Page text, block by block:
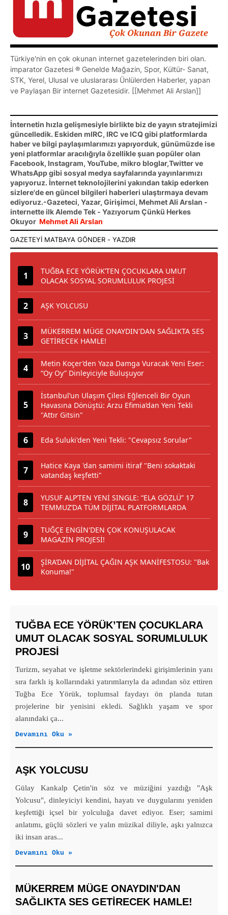
Türkiye'nin en çok okunan internet gazetelerinden biri olan.
imparator Gazetesi ® Genelde Mağazin, Spor, Kültür- Sanat,
STK, Yerel, Ulusal ve uluslararası Ünlülerden Haberler, yapan
ve Paylaşan Bir internet Gazetesidir. [[Mehmet Ali Arslan]]
İnternetin hızla gelişmesiyle birlikte biz de yayın stratejimizi
güncelledik. Eskiden mIRC, IRC ve ICQ gibi platformlarda
haber ve bilgi paylaşımlarımızı yapıyorduk, günümüzde ise
yeni platformlar aracılığıyla özellikle şuan popüler olan
Facebook, Instagram, YouTube, mikro bloglar,Twitter ve
WhatsApp gibi sosyal medya sayfalarında yayınlarımızı
yapıyoruz. İnternet teknolojilerini yakından takip ederken
sizlere'de en güncel bilgileri haberleri ulaştırmaya devam
ediyoruz.-Gazeteci, Yazar, Girişimci, Mehmet Ali Arslan -
internette ilk Alemde Tek - Yazıyorum Çünkü Herkes
Okuyor Mehmet Ali Arslan
TUĞBA ECE YÖRÜK’TEN ÇOCUKLARA UMUT
OLACAK SOSYAL SORUMLULUK PROJESİ
AŞK YOLCUSU
MÜKERREM MÜGE ONAYDIN'DAN SAĞLIKTA SES
GETİRECEK HAMLE!
Metin Koçer’den Yaza Damga Vuracak Yeni Eser:
“Oy Oy” Dinleyiciyle Buluşuyor
İstanbul’un Ulaşım Çilesi Eğlenceli Bir Oyun
Havasına Dönüştü: Arzu Efimia’dan Yeni Tekli
"Attır Gitsin"
Eda Suluki'den Yeni Tekli: "Cevapsız Sorular"
Hatice Kaya 'dan samimi itiraf "Beni sokaktaki
vatandaş keşfetti"
YUSUF ALP’TEN YENİ SINGLE: “ELA GÖZLÜ” 17
TEMMUZ’DA TÜM DİJİTAL PLATFORMLARDA
TUĞÇE ENGİN'DEN ÇOK KONUŞULACAK
MAGAZİN PROJESİ!
ŞİRA’DAN DİJİTAL ÇAĞIN AŞK MANİFESTOSU: "Bak
Konuma!"
TUĞBA ECE YÖRÜK’TEN ÇOCUKLARA
UMUT OLACAK SOSYAL SORUMLULUK
PROJESİ
Turizm, seyahat ve işletme sektörlerindeki girişimlerinin yanı
sıra farklı iş kollarındaki yatırımlarıyla da adından söz ettiren
Tuğba Ece Yörük, toplumsal faydayı ön planda tutan
projelerine bir yenisini ekledi. Sağlıklı yaşam ve spor
alanındaki ça...
Devamını Oku »
AŞK YOLCUSU
Gülay Kankalp Çetin'in söz ve müziğini yazdığı "Aşk
Yolcusu", dinleyiciyi kendini, hayatı ve duygularını yeniden
keşfettiği içsel bir yolculuğa davet ediyor. Eser; samimi
anlatımı, güçlü sözleri ve yalın müzikal diliyle, aşkı yalnızca
iki insan aras...
Devamını Oku »
MÜKERREM MÜGE ONAYDIN'DAN
SAĞLIKTA SES GETİRECEK HAMLE!